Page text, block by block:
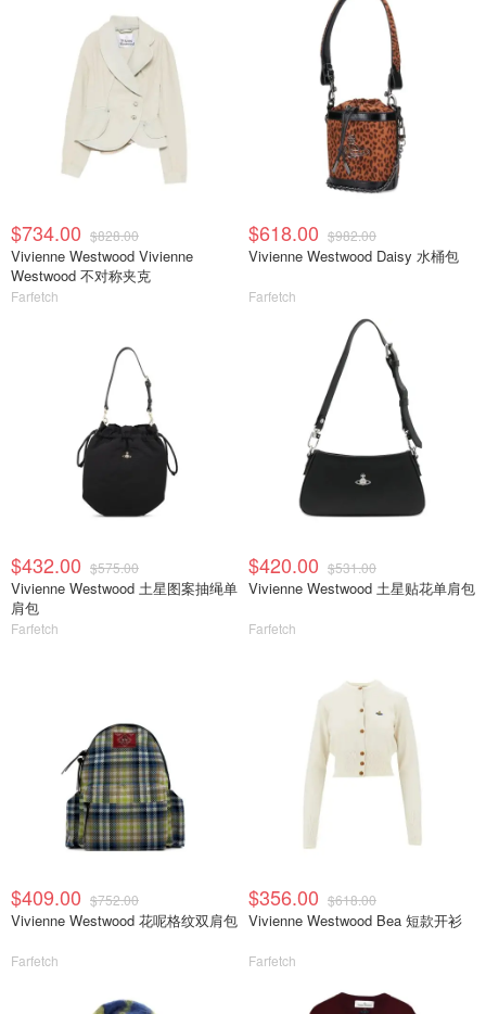
$734.00 $828.00
Vivienne Westwood Vivienne
Westwood 不对称夹克
Farfetch
$618.00 $982.00
Vivienne Westwood Daisy 水桶包
Farfetch
$432.00 $575.00
Vivienne Westwood 土星图案抽绳单
肩包
Farfetch
$420.00 $531.00
Vivienne Westwood 土星贴花单肩包
Farfetch
$409.00 $752.00
Vivienne Westwood 花呢格纹双肩包
Farfetch
$356.00 $618.00
Vivienne Westwood Bea 短款开衫
Farfetch